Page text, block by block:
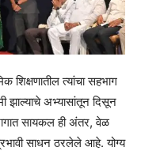
शिक्षणातील त्यांचा सहभाग
झाल्याचे अभ्यासांतून दिसून
सायकल ही अंतर, वेळ
साधन ठरलेले आहे. योग्य